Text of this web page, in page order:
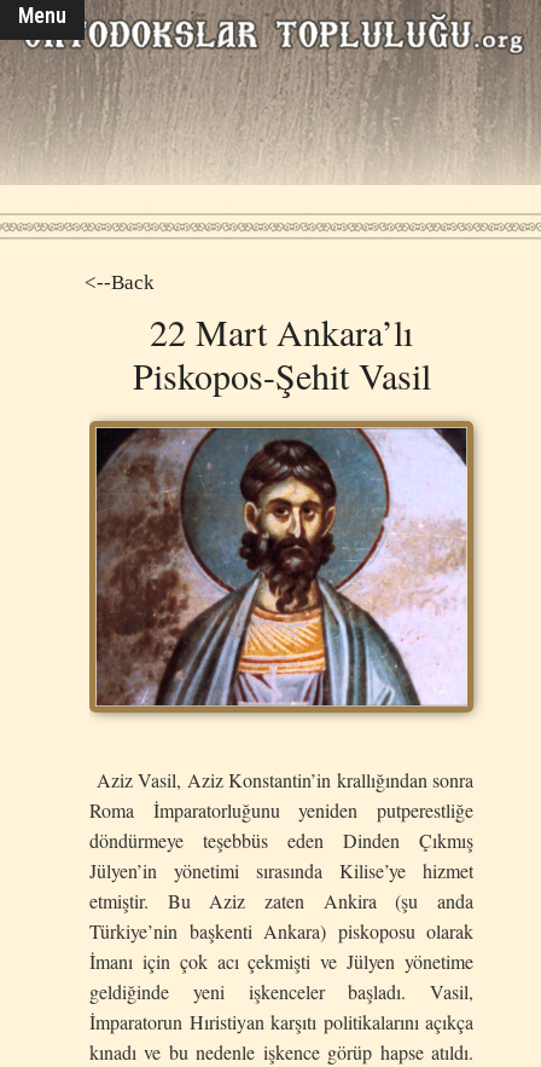
Menu
<--Back
22 Mart Ankara’lı
Piskopos-Şehit Vasil
Aziz Vasil, Aziz Konstantin’in krallığından sonra
Roma İmparatorluğunu yeniden putperestliğe
döndürmeye teşebbüs eden Dinden Çıkmış
Jülyen’in yönetimi sırasında Kilise’ye hizmet
etmiştir. Bu Aziz zaten Ankira (şu anda
Türkiye’nin başkenti Ankara) piskoposu olarak
İmanı için çok acı çekmişti ve Jülyen yönetime
geldiğinde yeni işkenceler başladı. Vasil,
İmparatorun Hıristiyan karşıtı politikalarını açıkça
kınadı ve bu nedenle işkence görüp hapse atıldı.